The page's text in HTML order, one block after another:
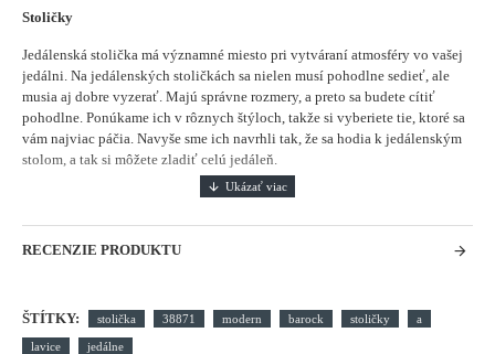
Stoličky
Jedálenská stolička má významné miesto pri vytváraní atmosféry vo vašej
jedálni. Na jedálenských stoličkách sa nielen musí pohodlne sedieť, ale
musia aj dobre vyzerať. Majú správne rozmery, a preto sa budete cítiť
pohodlne. Ponúkame ich v rôznych štýloch, takže si vyberiete tie, ktoré sa
vám najviac páčia. Navyše sme ich navrhli tak, že sa hodia k jedálenským
stolom, a tak si môžete zladiť celú jedáleň.
RECENZIE PRODUKTU
ŠTÍTKY: stolička 38871 modern barock stoličky a
lavice jedálne